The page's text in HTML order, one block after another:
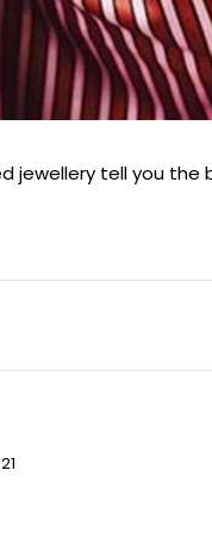
jewellery tell you the